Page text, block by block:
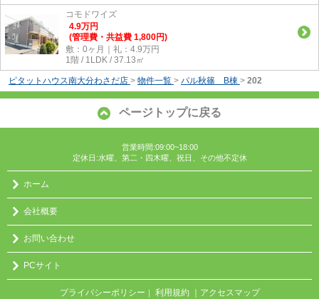
コモドワイズ
4.9万円
(管理費・共益費 1,800円)
敷：0ヶ月｜礼：4.9万円
1階 / 1LDK / 37.13㎡
ピタットハウス南大分わさだ店 > 物件一覧 > パル秋篠 B棟 > 202
ページトップに戻る
営業時間:09:00~18:00
定休日:水曜、第二・四木曜、祝日、その他不定休
ホーム
会社概要
お問い合わせ
PCサイト
プライバシーポリシー ｜ 利用規約 ｜アクセスマップ